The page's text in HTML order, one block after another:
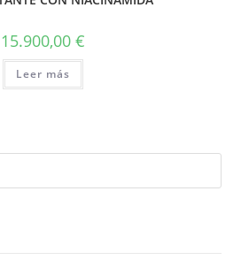
15.900,00 €
Leer más